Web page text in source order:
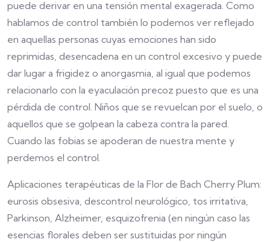
puede derivar en una tensión mental exagerada. Como
hablamos de control también lo podemos ver reflejado
en aquellas personas cuyas emociones han sido
reprimidas, desencadena en un control excesivo y puede
dar lugar a frigidez o anorgasmia, al igual que podemos
relacionarlo con la eyaculación precoz puesto que es una
pérdida de control. Niños que se revuelcan por el suelo, o
aquellos que se golpean la cabeza contra la pared.
Cuando las fobias se apoderan de nuestra mente y
perdemos el control.
Aplicaciones terapéuticas de la Flor de Bach Cherry Plum:
eurosis obsesiva, descontrol neurológico, tos irritativa,
Parkinson, Alzheimer, esquizofrenia (en ningún caso las
esencias florales deben ser sustituidas por ningún